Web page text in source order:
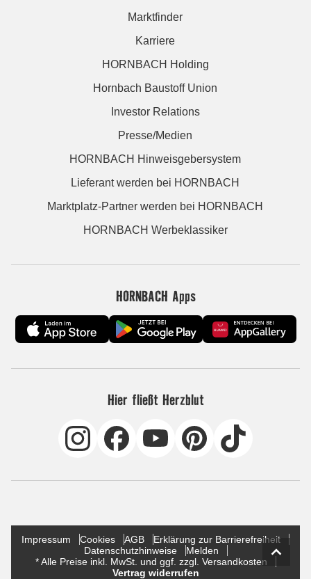
Marktfinder
Karriere
HORNBACH Holding
Hornbach Baustoff Union
Investor Relations
Presse/Medien
HORNBACH Hinweisgebersystem
Lieferant werden bei HORNBACH
Marktplatz-Partner werden bei HORNBACH
HORNBACH Werbeklassiker
HORNBACH Apps
Hier fließt Herzblut
Impressum Cookies AGB
Erklärung zur Barrierefreiheit
Datenschutzhinweise
Melden
* Alle Preise inkl. MwSt. und ggf. zzgl. Versandkosten
Vertrag widerrufen